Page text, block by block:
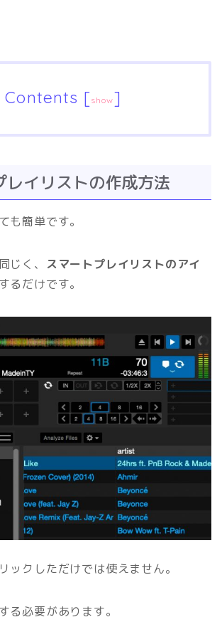
Contents [show]
レイリストの作成方法
も簡単です。
じく、 スマートプレイリストのアイ
するだけです。
ックしただけでは使えません。
る必要があります。